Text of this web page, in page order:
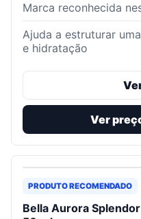
Marca reconhecida
Ajuda a estruturar
e hidratação
Ver
PRODUTO RECOMENDADO
Bella Aurora